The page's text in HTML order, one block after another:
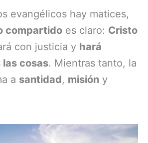
evangélicos hay matices,
compartido es claro: Cristo
con justicia y hará
cosas. Mientras tanto, la
a santidad, misión y